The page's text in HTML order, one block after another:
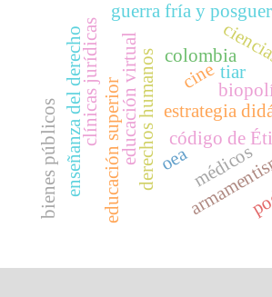
derechos humanos médicos
código de
colombia
educación superioreducación virtual estrategia
clínicas jurídicas
enseñanza del derecho
guerra fría y
tiar
oea
bienes públicos
cine